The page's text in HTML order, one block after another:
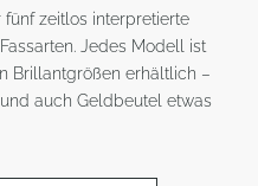
zeitlos interpretierte
Jedes Modell ist
Brillantgrößen erhältlich –
auch Geldbeutel etwas